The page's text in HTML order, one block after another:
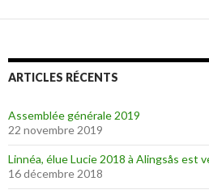
ARTICLES RÉCENTS
Assemblée générale 2019
22 novembre 2019
Linnéa, élue Lucie 2018 à Alingsås est
16 décembre 2018